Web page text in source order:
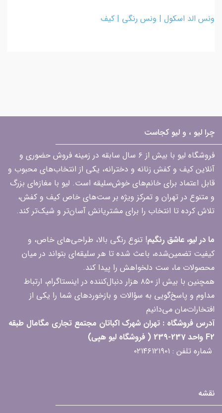
ونس الد اسکول | ونس رنگی | کیف
چرا لیو ، و لیو کجاست
فروشگاه لیو با بیش از ۶ سال سابقه در زمینه فروش حضوری و
آنلاین کیف و کفش زنانه و دخترانه، یکی از انتخاب‌های محبوب و
قابل اعتماد برای خانم‌های خوش‌سلیقه است. لیو با مغازه‌ای بزرگ
و متنوع در تهران و تمرکز ویژه بر ست‌های خاص کیف و کفش،
تلاش کرده تا انتخاب را برای مشتریانش آسان‌تر و شیک‌تر کند.
ما در لیو، عاشق رنگیم! تنوع رنگی بالا، طراحی‌های خاص، و
کیفیت تضمین‌شده، باعث شده تا هر سلیقه‌ای بتواند در میان
محصولات ما، ست دلخواهش را پیدا کند.
همچنین با بیش از ۸۵۰ هزار دنبال‌کننده در اینستاگرام، ارتباط
مداوم و پاسخ‌گویی به سؤالات و بازخوردهای شما را یکی از
افتخارات‌مان می‌دانیم
آدرس فروشگاه : تهران شهرک اکباتان مجتمع تجاری مگامال طبقه
F2 واحد 237-239 ( فروشگاه لیو هپی)
شماره تلفن : ۰۲۱۴۶۱۲۱۹۰۱
نقشه